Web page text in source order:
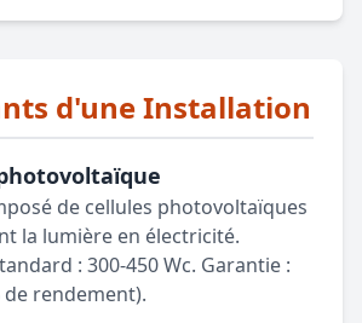
d'une Installation
de cellules photovoltaïques
la lumière en électricité.
: 300-450 Wc. Garantie :
de rendement).